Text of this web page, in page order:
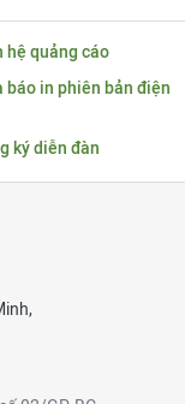
hệ quảng cáo
báo in phiên bản điện
ký diễn đàn
,